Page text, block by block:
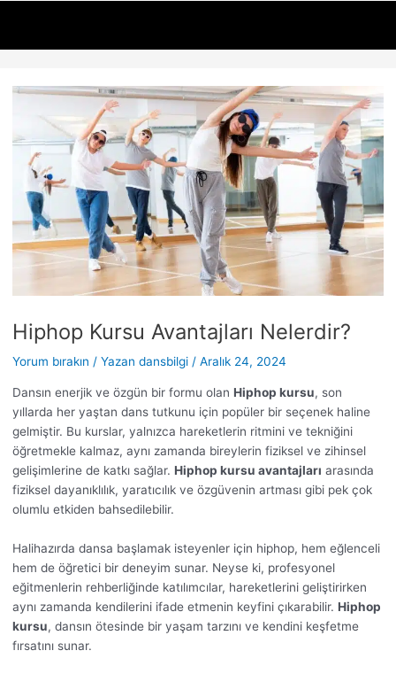
Hiphop Kursu Avantajları Nelerdir?
Yorum bırakın / Yazan dansbilgi / Aralık 24, 2024
Dansın enerjik ve özgün bir formu olan Hiphop kursu, son
yıllarda her yaştan dans tutkunu için popüler bir seçenek haline
gelmiştir. Bu kurslar, yalnızca hareketlerin ritmini ve tekniğini
öğretmekle kalmaz, aynı zamanda bireylerin fiziksel ve zihinsel
gelişimlerine de katkı sağlar. Hiphop kursu avantajları arasında
fiziksel dayanıklılık, yaratıcılık ve özgüvenin artması gibi pek çok
olumlu etkiden bahsedilebilir.
Halihazırda dansa başlamak isteyenler için hiphop, hem eğlenceli
hem de öğretici bir deneyim sunar. Neyse ki, profesyonel
eğitmenlerin rehberliğinde katılımcılar, hareketlerini geliştirirken
aynı zamanda kendilerini ifade etmenin keyfini çıkarabilir. Hiphop
kursu, dansın ötesinde bir yaşam tarzını ve kendini keşfetme
fırsatını sunar.